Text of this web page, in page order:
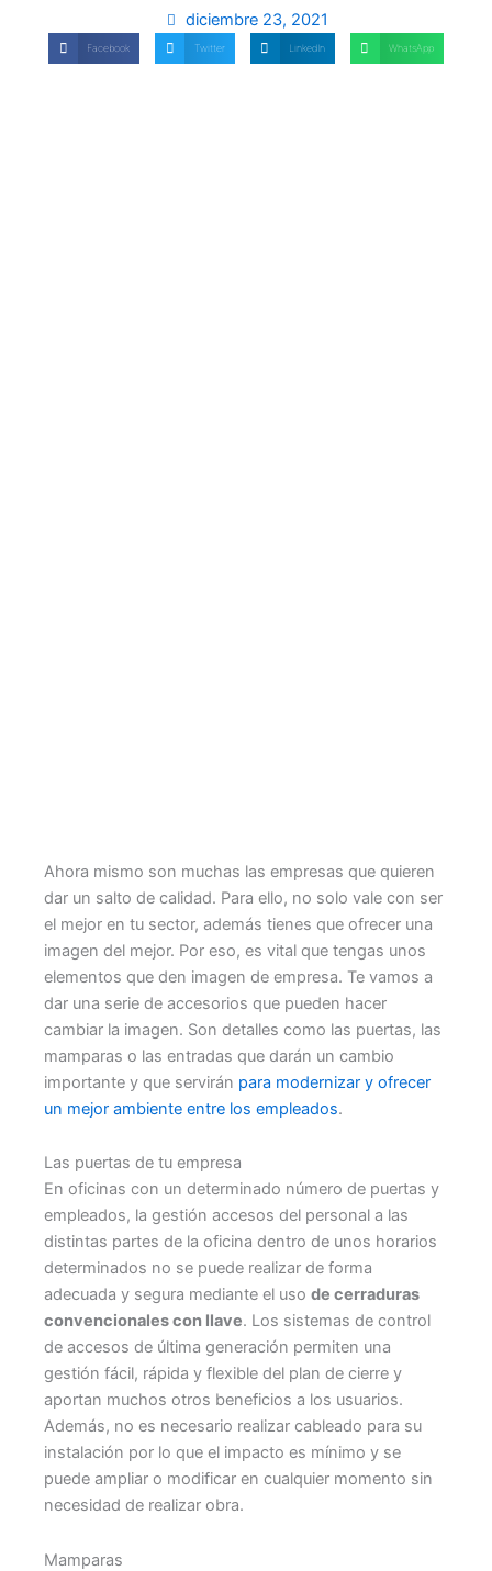
diciembre 23, 2021
Facebook Twitter LinkedIn WhatsApp
Ahora mismo son muchas las empresas que quieren
dar un salto de calidad. Para ello, no solo vale con ser
el mejor en tu sector, además tienes que ofrecer una
imagen del mejor. Por eso, es vital que tengas unos
elementos que den imagen de empresa. Te vamos a
dar una serie de accesorios que pueden hacer
cambiar la imagen. Son detalles como las puertas, las
mamparas o las entradas que darán un cambio
importante y que servirán para modernizar y ofrecer
un mejor ambiente entre los empleados.
Las puertas de tu empresa
En oficinas con un determinado número de puertas y
empleados, la gestión accesos del personal a las
distintas partes de la oficina dentro de unos horarios
determinados no se puede realizar de forma
adecuada y segura mediante el uso de cerraduras
convencionales con llave. Los sistemas de control
de accesos de última generación permiten una
gestión fácil, rápida y flexible del plan de cierre y
aportan muchos otros beneficios a los usuarios.
Además, no es necesario realizar cableado para su
instalación por lo que el impacto es mínimo y se
puede ampliar o modificar en cualquier momento sin
necesidad de realizar obra.
Mamparas